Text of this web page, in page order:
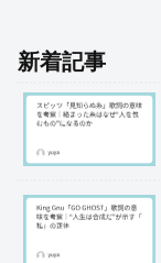
新着記事